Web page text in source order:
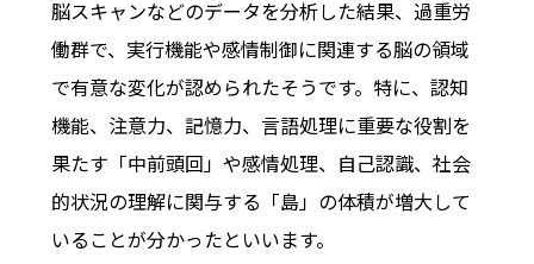
脳スキャンなどのデータを分析した結果、過重労
働群で、実行機能や感情制御に関連する脳の領域
で有意な変化が認められたそうです。特に、認知
機能、注意力、記憶力、言語処理に重要な役割を
果たす「中前頭回」や感情処理、自己認識、社会
的状況の理解に関与する「島」の体積が増大して
いることが分かったといいます。